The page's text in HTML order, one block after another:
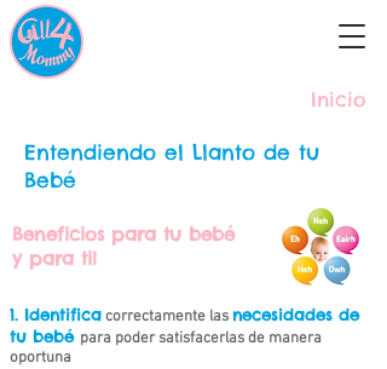
Inicio
Entendiendo el Llanto de tu
Bebé
Beneficios para tu bebé
y para ti!
1. Identificacorrectamente lasnecesidades de
tu bebé para poder satisfacerlas de manera
oportuna